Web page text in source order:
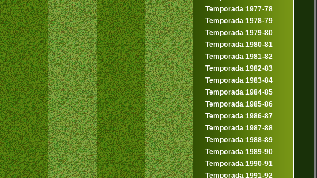
Temporada 1977-78
Temporada 1978-79
Temporada 1979-80
Temporada 1980-81
Temporada 1981-82
Temporada 1982-83
Temporada 1983-84
Temporada 1984-85
Temporada 1985-86
Temporada 1986-87
Temporada 1987-88
Temporada 1988-89
Temporada 1989-90
Temporada 1990-91
Temporada 1991-92